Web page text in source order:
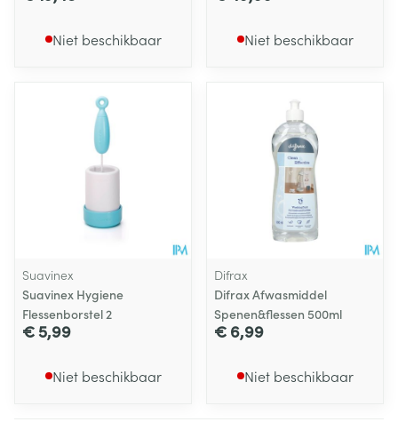
Niet beschikbaar Niet beschikbaar
Suavinex
Suavinex Hygiene
Flessenborstel 2
€ 5,99
Niet beschikbaar
Difrax
Difrax Afwasmiddel
Spenen&flessen 500ml
€ 6,99
Niet beschikbaar